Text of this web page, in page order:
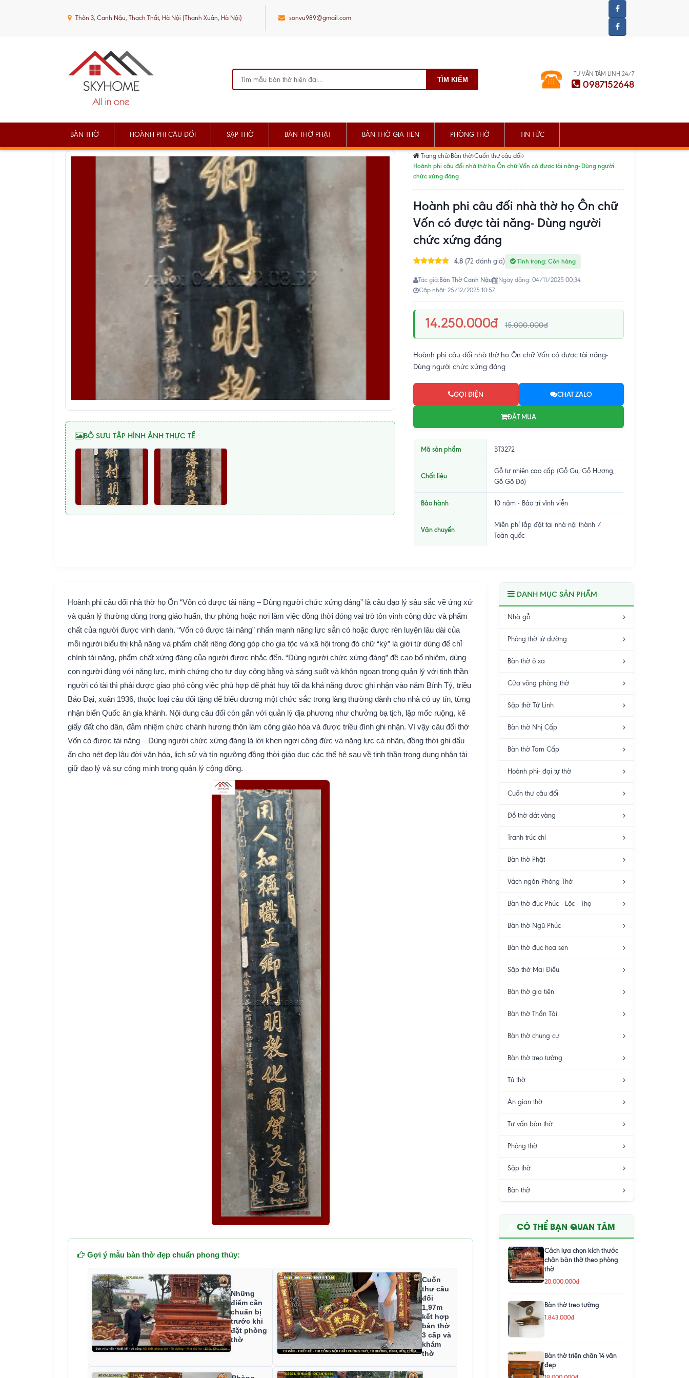
Thôn 3, Canh Nậu, Thạch Thất, Hà Nội (Thanh Xuân, Hà Nội) sonvu989@gmail.com
TÌM KIẾM
TƯ VẤN TÂM LINH 24/7
0987152648
BÀN THỜ HOÀNH PHI CÂU ĐỐI SẬP THỜ BÀN THỜ PHẬT BÀN THỜ GIA TIÊN PHÒNG THỜ TIN TỨC
BỘ SƯU TẬP HÌNH ẢNH THỰC TẾ
Trang chủ Bàn thờ Cuốn thư câu đối
Hoành phi câu đối nhà thờ họ Ôn chữ Vốn có được tài năng- Dùng người
chức xứng đáng
Hoành phi câu đối nhà thờ họ Ôn chữ
Vốn có được tài năng- Dùng người
chức xứng đáng
4.8 (72 đánh giá) Tình trạng: Còn hàng
Tác giả:Bàn Thờ Canh Nậu
Ngày đăng: 04/11/2025 00:34
Cập nhật: 25/12/2025 10:57
14.250.000đ 15.000.000đ
Hoành phi câu đối nhà thờ họ Ôn chữ Vốn có được tài năng-
Dùng người chức xứng đáng
GỌI ĐIỆN CHAT ZALO
ĐẶT MUA
Mã sản phẩm BT3272
Chất liệu
Gỗ tự nhiên cao cấp (Gỗ Gụ, Gỗ Hương,
Gỗ Gõ Đỏ)
Bảo hành 10 năm - Bảo trì vĩnh viễn
Vận chuyển
Miễn phí lắp đặt tại nhà nội thành /
Toàn quốc
Hoành phi câu đối nhà thờ họ Ôn “Vốn có được tài năng – Dùng người chức xứng đáng” là câu đạo lý sâu sắc về ứng xử
và quản lý thường dùng trong giáo huấn, thư phòng hoặc nơi làm việc đồng thời đóng vai trò tôn vinh công đức và phẩm
chất của người được vinh danh. “Vốn có được tài năng” nhấn mạnh năng lực sẵn có hoặc được rèn luyện lâu dài của
mỗi người biểu thị khả năng và phẩm chất riêng đóng góp cho gia tộc và xã hội trong đó chữ “kỳ” là giới từ dùng để chỉ
chính tài năng, phẩm chất xứng đáng của người được nhắc đến. “Dùng người chức xứng đáng” đề cao bổ nhiệm, dùng
con người đúng với năng lực, minh chứng cho tư duy công bằng và sáng suốt và khôn ngoan trong quản lý với tinh thần
người có tài thì phải được giao phó công việc phù hợp để phát huy tối đa khả năng được ghi nhận vào năm Bính Tý, triều
Bảo Đại, xuân 1936, thuộc loại câu đối tặng để biểu dương một chức sắc trong làng thường dành cho nhà có uy tín, từng
nhận biển Quốc ân gia khánh. Nội dung câu đối còn gắn với quản lý địa phương như chưởng bạ tịch, lập mốc ruộng, kê
giấy đất cho dân, đảm nhiệm chức chánh hương thôn làm công giáo hóa và được triều đình ghi nhận. Vì vậy câu đối thờ
Vốn có được tài năng – Dùng người chức xứng đáng là lời khen ngợi công đức và năng lực cá nhân, đồng thời ghi dấu
ấn cho nét đẹp lâu đời văn hóa, lịch sử và tín ngưỡng đồng thời giáo dục các thế hệ sau về tinh thần trọng dụng nhân tài
giữ đạo lý và sự công minh trong quản lý cộng đồng.
Gợi ý mẫu bàn thờ đẹp chuẩn phong thủy:
Những
điểm cần
chuẩn bị
trước khi
đặt phòng
thờ
Cuốn
thư câu
đối
1,97m
kết hợp
bàn thờ
3 cấp và
khám
thờ
DANH MỤC SẢN PHẨM
Nhà gỗ
Phòng thờ từ đường
Bàn thờ ô xa
Cửa võng phòng thờ
Sập thờ Tứ Linh
Bàn thờ Nhị Cấp
Bàn thờ Tam Cấp
Hoành phi- đại tự thờ
Cuốn thư câu đối
Đồ thờ dát vàng
Tranh trúc chỉ
Bàn thờ Phật
Vách ngăn Phòng Thờ
Bàn thờ đục Phúc - Lộc - Thọ
Bàn thờ Ngũ Phúc
Bàn thờ đục hoa sen
Sập thờ Mai Điểu
Bàn thờ gia tiên
Bàn thờ Thần Tài
Bàn thờ chung cư
Bàn thờ treo tường
Tủ thờ
Án gian thờ
Tư vấn bàn thờ
Phòng thờ
Sập thờ
Bàn thờ
CÓ THỂ BẠN QUAN TÂM
Cách lựa chọn kích thước
chân bàn thờ theo phòng
thờ
20.000.000đ
Bàn thờ treo tường
1.843.000đ
Bàn thờ triện chân 14 vân
đẹp